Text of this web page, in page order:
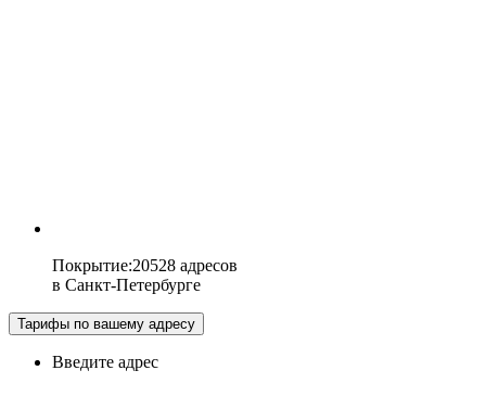
Покрытие:20528 адресов
в Санкт-Петербурге
Тарифы по вашему адресу
Введите адрес